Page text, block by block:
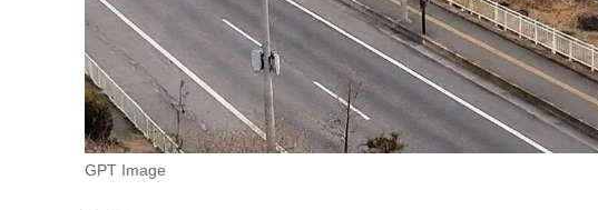
GPT Image